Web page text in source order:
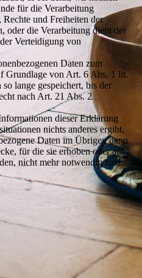
für die Verarbeitung
Rechte und Freiheiten der
oder die Verarbeitung dient der
Verteidigung von
Daten zum
Grundlage von Art. 6 Abs. 1 lit.
lange gespeichert, bis der
nach Art. 21 Abs. 2
dieser Erklärung
nichts anderes ergibt,
Daten im Übrigen dann
für die sie erhoben oder auf
nicht mehr notwendig sind.